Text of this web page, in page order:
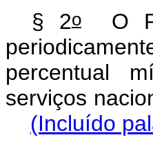
§ 2oO
percentual
serviços
(Incluído